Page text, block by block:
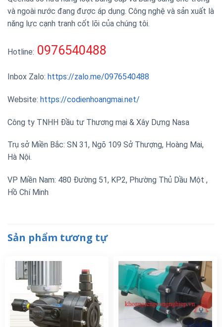
và ngoài nước đang được áp dụng. Công nghệ và sản xuất là
năng lực cạnh tranh cốt lõi của chúng tôi.
Hotline: 0976540488
Inbox Zalo: https://zalo.me/0976540488
Website: https://codienhoangmai.net/
Công ty TNHH Đầu tư Thương mại & Xây Dựng Nasa
Trụ sở Miền Bắc: SN 31, Ngõ 109 Sở Thượng, Hoàng Mai,
Hà Nội.
VP Miền Nam: 480 Đường 51, KP2, Phường Thủ Dầu Một ,
Hồ Chí Minh
Sản phẩm tương tự